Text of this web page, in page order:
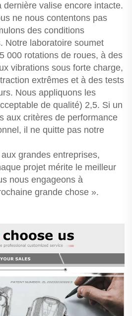
dernière valise encore intacte.
ne nous contentons pas
des conditions
Notre laboratoire soumet
000 rotations de roues, à des
vibrations sous forte charge,
extrêmes et à des tests
Nous appliquons les
de qualité) 2,5. Si un
aux critères de performance
il ne quitte pas notre
grandes entreprises,
projet mérite le meilleur
nous engageons à
grande chose ».